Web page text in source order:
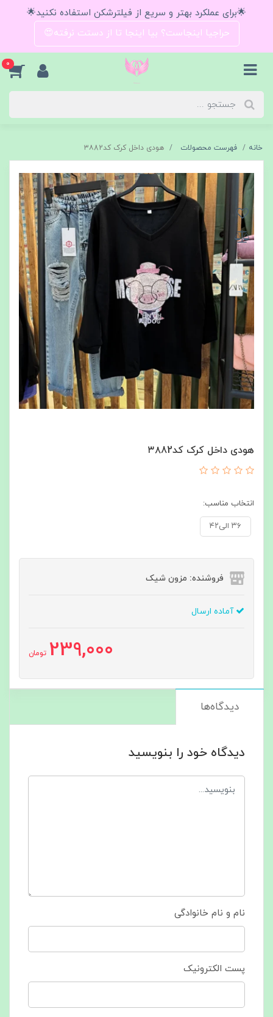
🌟برای عملکرد بهتر و سریع از فیلترشکن استفاده نکنید🌟
حراجیا اینجاست؟ بیا اینجا تا از دستت نرفته😍
0
خانه فهرست محصولات هودی داخل کرک کد۳۸82
هودی داخل کرک کد۳۸82
انتخاب مناسب:
۳۶ الی۴۲
فروشنده: مزون شیک
آماده ارسال
239,000 تومان
دیدگاه‌ها
دیدگاه خود را بنویسید
نام و نام خانوادگی
پست الکترونیک